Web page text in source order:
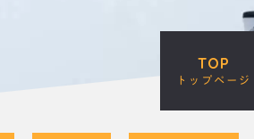
TOP
トップページ